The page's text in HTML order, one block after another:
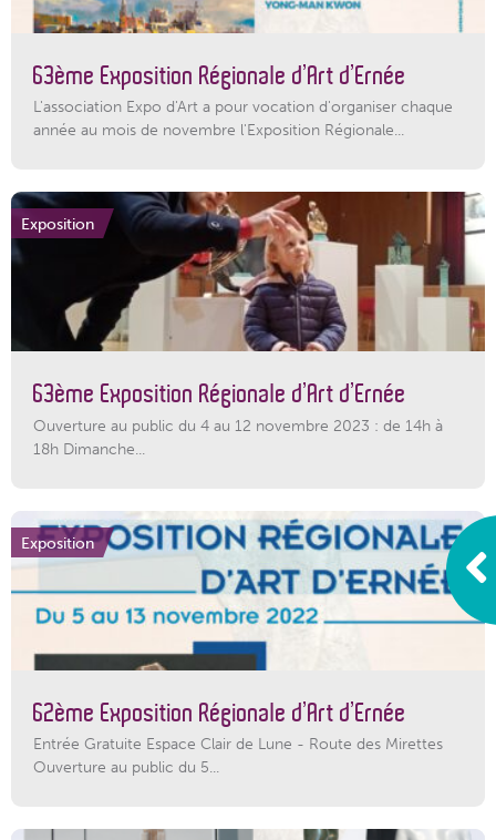
63ème Exposition Régionale d’Art d’Ernée
L'association Expo d'Art a pour vocation d'organiser chaque
année au mois de novembre l'Exposition Régionale...
Exposition
63ème Exposition Régionale d’Art d’Ernée
Ouverture au public du 4 au 12 novembre 2023 : de 14h à
18h Dimanche...
Exposition
62ème Exposition Régionale d’Art d’Ernée
Entrée Gratuite Espace Clair de Lune - Route des Mirettes
Ouverture au public du 5...